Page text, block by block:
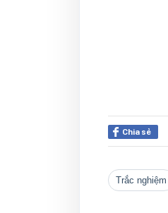
Chia sẻ
trắc nghiệm